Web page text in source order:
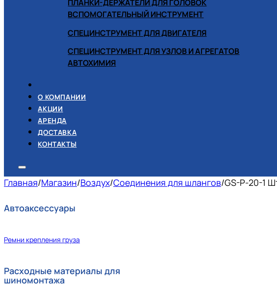
ПЛАНКИ-ДЕРЖАТЕЛИ ДЛЯ ГОЛОВОК
ВСПОМОГАТЕЛЬНЫЙ ИНСТРУМЕНТ
СПЕЦИНСТРУМЕНТ ДЛЯ ДВИГАТЕЛЯ
СПЕЦИНСТРУМЕНТ ДЛЯ УЗЛОВ И АГРЕГАТОВ
АВТОХИМИЯ
О КОМПАНИИ
АКЦИИ
АРЕНДА
ДОСТАВКА
КОНТАКТЫ
Главная/Магазин/Воздух/Соединения для шлангов/GS-P-20-1
Автоаксессуары
Ремни крепления груза
Расходные материалы для
шиномонтажа